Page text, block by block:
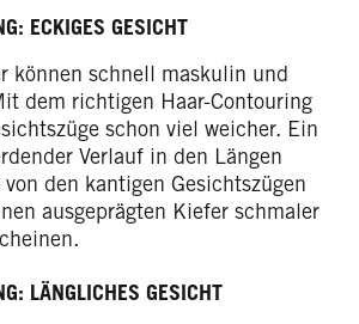
ECKIGES GESICHT
können schnell maskulin und
dem richtigen Haar-Contouring
schon viel weicher. Ein
Verlauf in den Längen
den kantigen Gesichtszügen
ausgeprägten Kiefer schmaler
LÄNGLICHES GESICHT